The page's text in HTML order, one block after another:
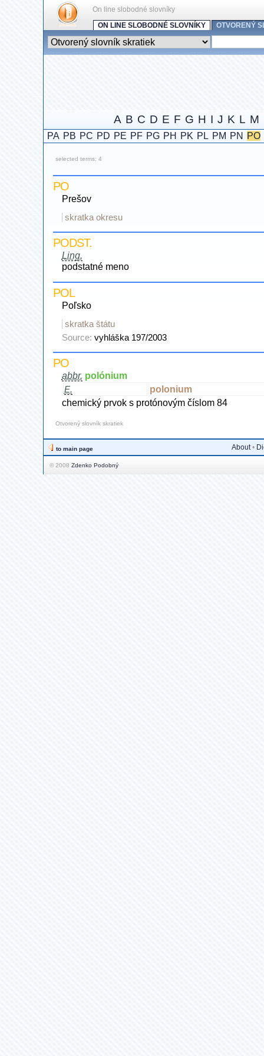
On line slobodné slovníky
ON LINE SLOBODNÉ SLOVNÍKY
OTVORENÝ
A B C D E F G H I J K L M
PA PB PC PD PE PF PG PH PK PL PM PN PO
selected terms: 4
PO
Prešov
skratka okresu
PODST.
Ling.
podstatné meno
POL
Poľsko
skratka štátu
Source: vyhláška 197/2003
PO
abbr. polónium
E.
polonium
chemický prvok s protónovým číslom 84
Otvorený slovník skratiek
to main page About•
© 2008 Zdenko Podobný